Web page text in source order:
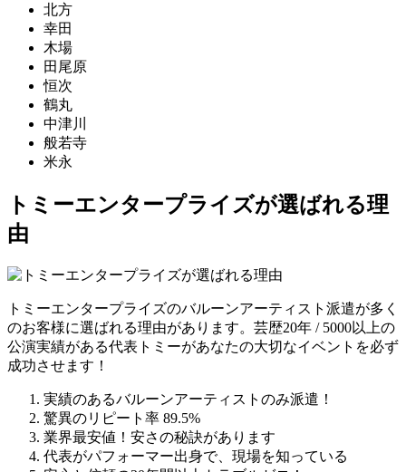
北方
幸田
木場
田尾原
恒次
鶴丸
中津川
般若寺
米永
トミーエンタープライズが選ばれる理
由
トミーエンタープライズのバルーンアーティスト派遣が多く
のお客様に選ばれる理由があります。芸歴20年 / 5000以上の
公演実績がある代表トミーがあなたの大切なイベントを必ず
成功させます！
実績のあるバルーンアーティストのみ派遣！
驚異のリピート率 89.5%
業界最安値！安さの秘訣があります
代表がパフォーマー出身で、現場を知っている